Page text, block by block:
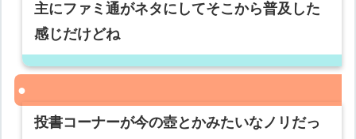
主にファミ通がネタにしてそこから普及した
感じだけどね
投書コーナーが今の壺とかみたいなノリだっ